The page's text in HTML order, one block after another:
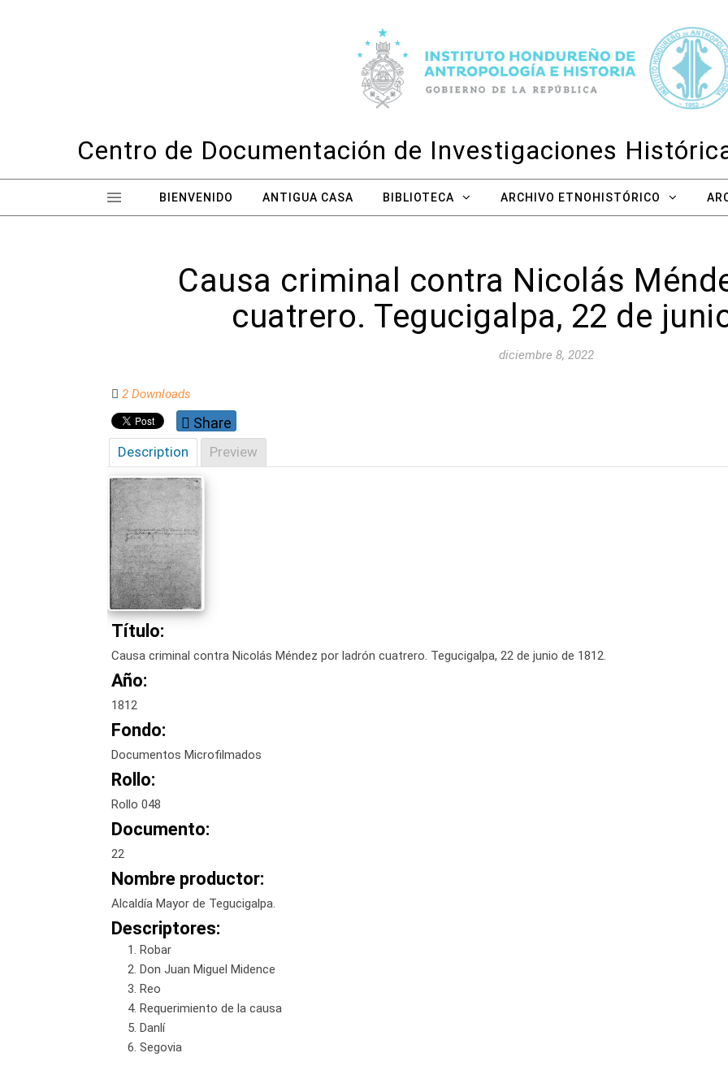
Centro de Documentación de Investigaciones
BIENVENIDO ANTIGUA CASA BIBLIOTECA ARCHIVO ETNOHISTÓRICO
Causa criminal contra Nicolás
cuatrero. Tegucigalpa, 22 de
diciembre 8, 2022
2 Downloads
Share
Description Preview
Título:
Causa criminal contra Nicolás Méndez por ladrón cuatrero. Tegucigalpa, 22 de junio de 1812.
Año:
1812
Fondo:
Documentos Microfilmados
Rollo:
Rollo 048
Documento:
22
Nombre productor:
Alcaldía Mayor de Tegucigalpa.
Descriptores:
Robar
Don Juan Miguel Midence
Reo
Requerimiento de la causa
Danlí
Segovia